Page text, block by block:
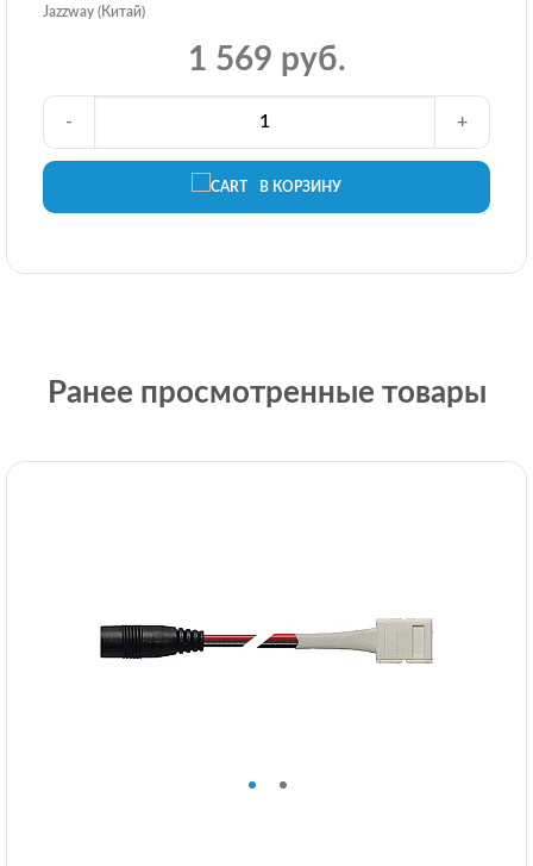
Jazzway (Китай)
1 569 руб.
В КОРЗИНУ
- +
Ранее просмотренные товары